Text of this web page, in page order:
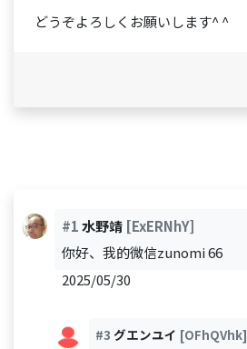
どうぞよろしくお願いします^ ^
#1水野靖 [ExERNhY]
你好、我的微信zunomi 66
2025/05/30
#3 グエンユイ [OFhQVhk]